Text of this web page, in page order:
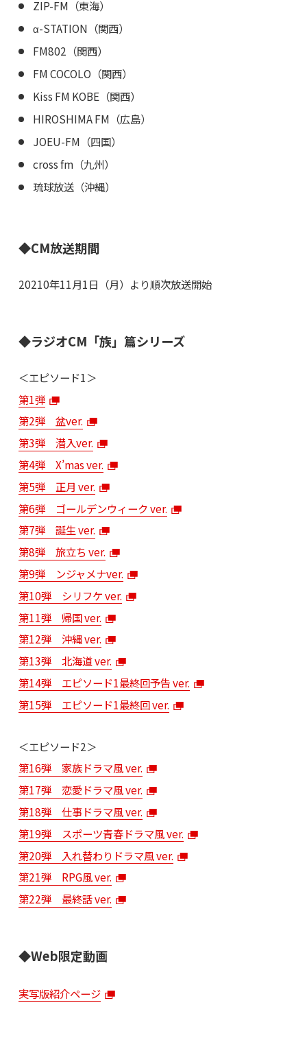
ZIP-FM（東海）
α-STATION（関西）
FM802（関西）
FM COCOLO（関西）
Kiss FM KOBE（関西）
HIROSHIMA FM（広島）
JOEU-FM（四国）
cross fm（九州）
琉球放送（沖縄）
◆CM放送期間
20210年11月1日（月）より順次放送開始
◆ラジオCM「族」篇シリーズ
＜エピソード1＞
第1弾
第2弾 盆ver.
第3弾 潜入ver.
第4弾 X’mas ver.
第5弾 正月 ver.
第6弾 ゴールデンウィーク ver.
第7弾 誕生 ver.
第8弾 旅立ち ver.
第9弾 ンジャメナver.
第10弾 シリフケ ver.
第11弾 帰国 ver.
第12弾 沖縄 ver.
第13弾 北海道 ver.
第14弾 エピソード1最終回予告 ver.
第15弾 エピソード1最終回 ver.
＜エピソード2＞
第16弾 家族ドラマ風 ver.
第17弾 恋愛ドラマ風 ver.
第18弾 仕事ドラマ風 ver.
第19弾 スポーツ青春ドラマ風 ver.
第20弾 入れ替わりドラマ風 ver.
第21弾 RPG風 ver.
第22弾 最終話 ver.
◆Web限定動画
実写版紹介ページ